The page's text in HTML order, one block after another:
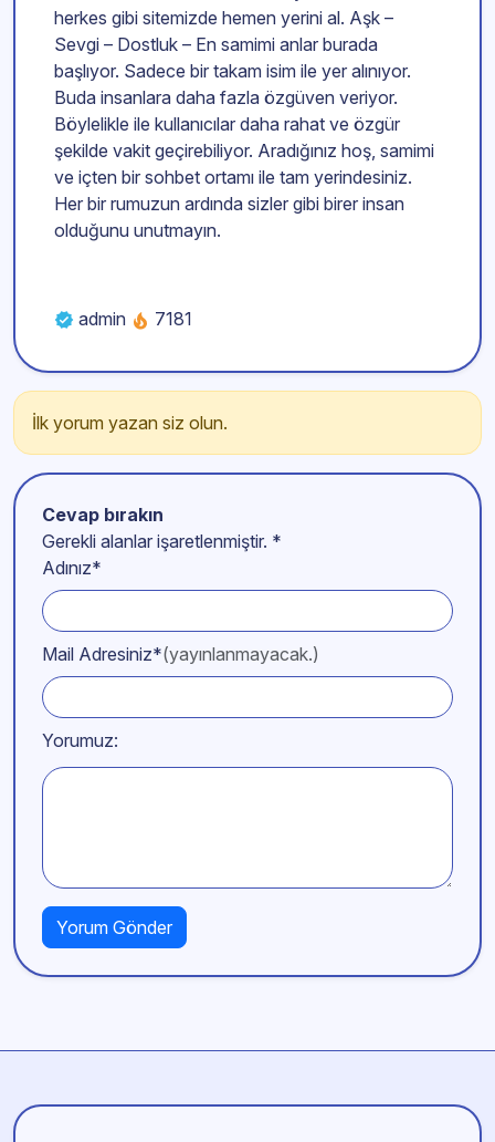
herkes gibi sitemizde hemen yerini al. Aşk –
Sevgi – Dostluk – En samimi anlar burada
başlıyor. Sadece bir takam isim ile yer alınıyor.
Buda insanlara daha fazla özgüven veriyor.
Böylelikle ile kullanıcılar daha rahat ve özgür
şekilde vakit geçirebiliyor. Aradığınız hoş, samimi
ve içten bir sohbet ortamı ile tam yerindesiniz.
Her bir rumuzun ardında sizler gibi birer insan
olduğunu unutmayın.
admin 7181
İlk yorum yazan siz olun.
Cevap bırakın
Gerekli alanlar işaretlenmiştir. *
Adınız*
Mail Adresiniz*(yayınlanmayacak.)
Yorumuz: